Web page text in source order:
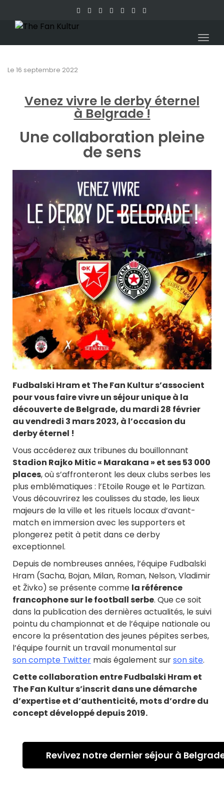
Le 16 septembre 2022
Venez vivre le derby éternel
à Belgrade !
Une collaboration pleine
de sens
Fudbalski Hram et The Fan Kultur s’associent
pour vous faire vivre un séjour unique à la
découverte de Belgrade, du mardi 28 février
au vendredi 3 mars 2023, à l’occasion du
derby éternel !
Vous accéderez aux tribunes du bouillonnant
Stadion Rajko Mitic « Marakana » et ses 53 000
places, où s’affronteront les deux clubs serbes les
plus emblématiques : l’Etoile Rouge et le Partizan.
Vous découvrirez les coulisses du stade, les lieux
majeurs de la ville et les rituels locaux d’avant-
match en immersion avec les supporters et
plongerez petit à petit dans ce derby
exceptionnel.
Depuis de nombreuses années, l’équipe Fudbalski
Hram (Sacha, Bojan, Milan, Roman, Nelson, Vladimir
et Živko) se présente comme la référence
francophone sur le football serbe. Que ce soit
dans la publication des dernières actualités, le suivi
pointu du championnat et de l’équipe nationale ou
encore la présentation des jeunes pépites serbes,
l’équipe fournit un travail monumental sur
son compte Twitter mais également surson site.
Cette collaboration entre Fudbalski Hram et
The Fan Kultur s’inscrit dans une démarche
d’expertise et d’authenticité, mots d’ordre du
concept développé depuis 2019.
Revivez notre dernier séjour à